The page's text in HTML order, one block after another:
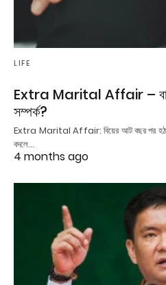
LIFE
Extra Marital Affair – বাড়ছে
সম্পর্ক?
Extra Marital Affair: বিয়ের আট বছর পর হঠাৎ
বদলে…
4 months ago